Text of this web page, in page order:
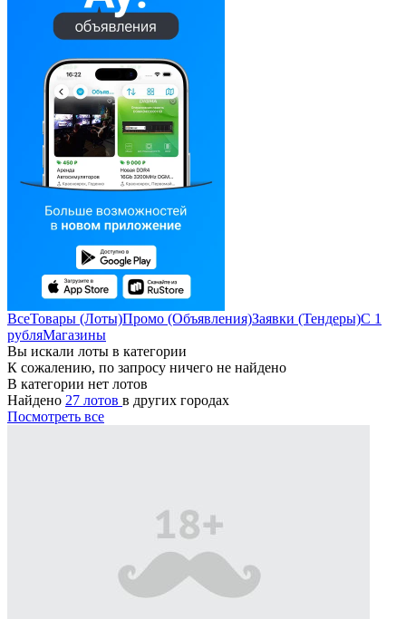
ВсеТовары (Лоты)Промо (Объявления)Заявки (Тендеры)С 1
рубляМагазины
Вы искали лоты в категории
К сожалению, по запросу ничего не найдено
В категории нет лотов
Найдено 27 лотов в других городах
Посмотреть все